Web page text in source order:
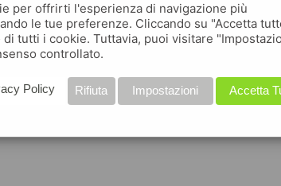
per offrirti l'esperienza di navigazione più
le tue preferenze. Cliccando su "Accetta
tutti i cookie. Tuttavia, puoi visitare
controllato.
Accetta
Impostazioni
Rifiuta
Policy